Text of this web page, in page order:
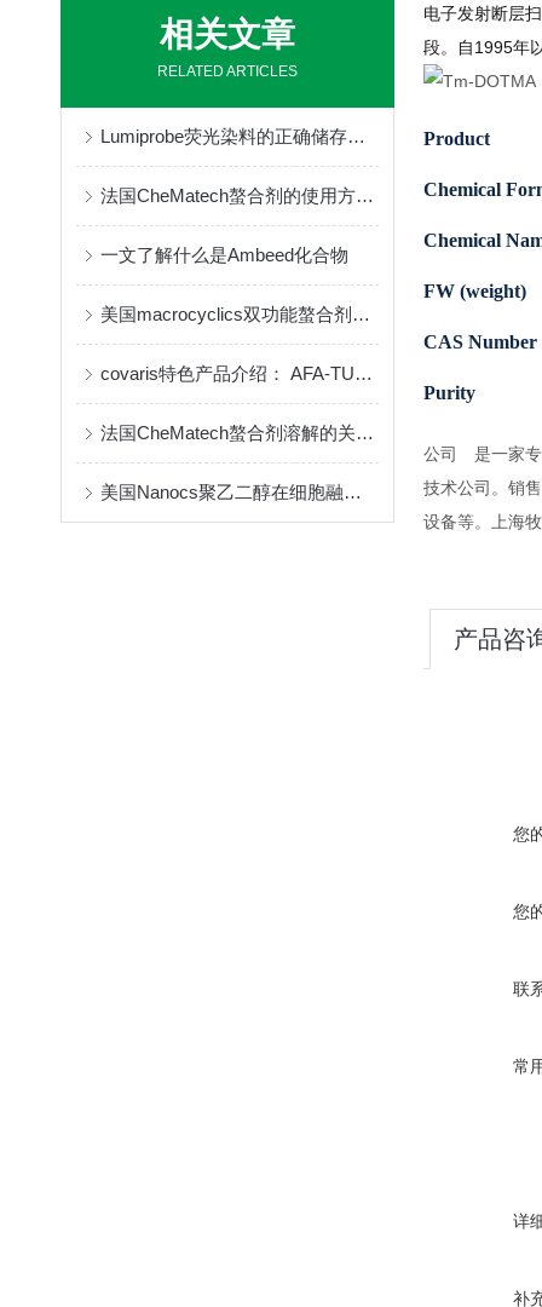
相关文章
RELATED ARTICLES
Lumiprobe荧光染料的正确储存与保管
法国CheMatech螯合剂的使用方法很简单
一文了解什么是Ambeed化合物
美国macrocyclics双功能螯合剂的包装、贮存和使用事项
covaris特色产品介绍： AFA-TUBE ®超声管
法国CheMatech螯合剂溶解的关键注意事项
美国Nanocs聚乙二醇在细胞融合中的优点
电子发射断层
段。自1995年
Product
Chemical
Chemical
FW (weight)
CAS Number
Purity
公司 是一家专
技术公司。销
设备等。上海
产品咨
您
您
联
常
详
补